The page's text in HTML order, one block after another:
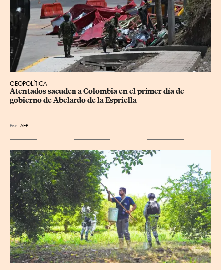
GEOPOLÍTICA
Atentados sacuden a Colombia en el primer día de
gobierno de Abelardo de la Espriella
Por AFP